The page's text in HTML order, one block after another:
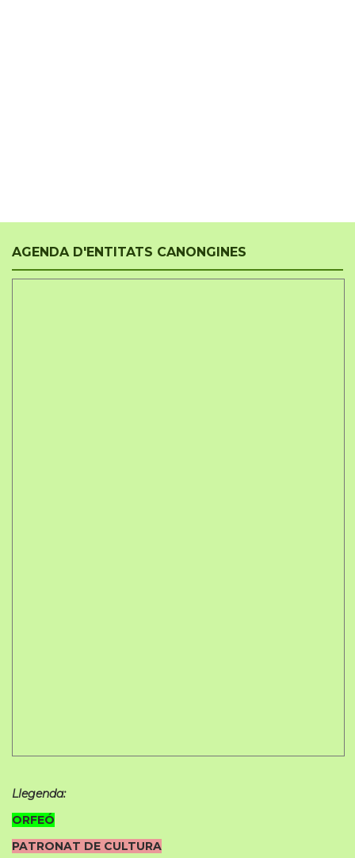
AGENDA D'ENTITATS CANONGINES
Llegenda:
ORFEÓ
PATRONAT DE CULTURA